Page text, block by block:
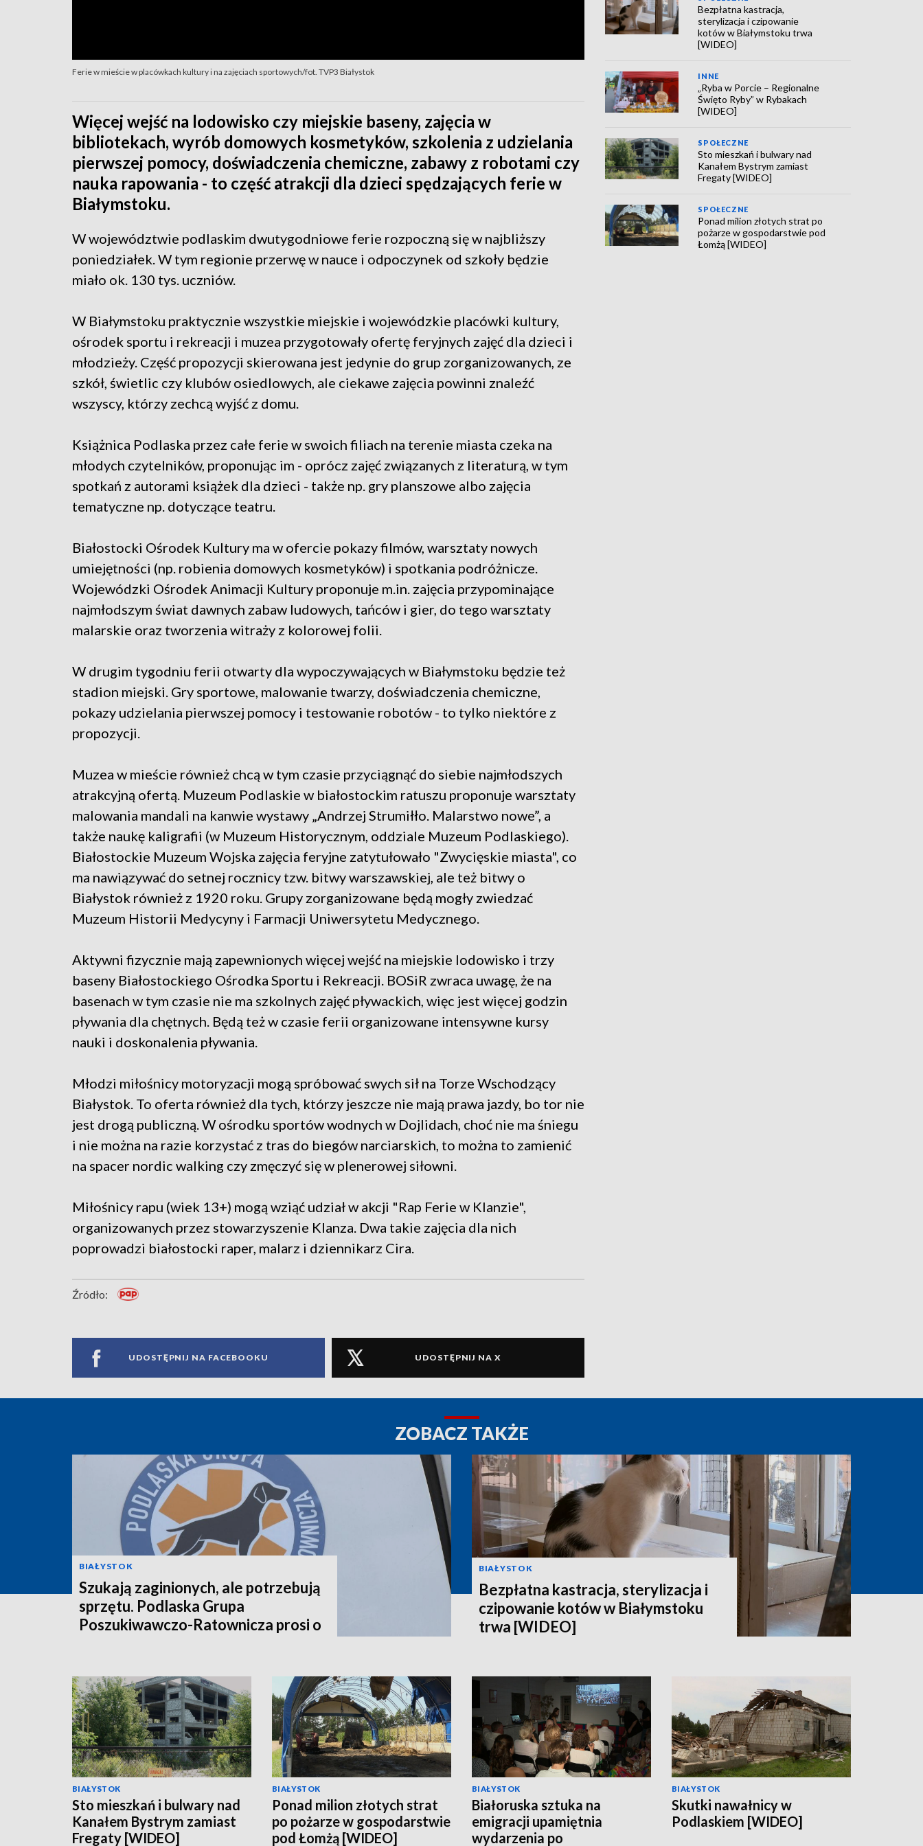
Ferie w mieście w placówkach kultury i na zajęciach sportowych/fot. TVP3 Białystok
Więcej wejść na lodowisko czy miejskie baseny, zajęcia w
bibliotekach, wyrób domowych kosmetyków, szkolenia z udzielania
pierwszej pomocy, doświadczenia chemiczne, zabawy z robotami czy
nauka rapowania - to część atrakcji dla dzieci spędzających ferie w
Białymstoku.
W województwie podlaskim dwutygodniowe ferie rozpoczną się w najbliższy
poniedziałek. W tym regionie przerwę w nauce i odpoczynek od szkoły będzie
miało ok. 130 tys. uczniów.
W Białymstoku praktycznie wszystkie miejskie i wojewódzkie placówki kultury,
ośrodek sportu i rekreacji i muzea przygotowały ofertę feryjnych zajęć dla dzieci i
młodzieży. Część propozycji skierowana jest jedynie do grup zorganizowanych, ze
szkół, świetlic czy klubów osiedlowych, ale ciekawe zajęcia powinni znaleźć
wszyscy, którzy zechcą wyjść z domu.
Książnica Podlaska przez całe ferie w swoich filiach na terenie miasta czeka na
młodych czytelników, proponując im - oprócz zajęć związanych z literaturą, w tym
spotkań z autorami książek dla dzieci - także np. gry planszowe albo zajęcia
tematyczne np. dotyczące teatru.
Białostocki Ośrodek Kultury ma w ofercie pokazy filmów, warsztaty nowych
umiejętności (np. robienia domowych kosmetyków) i spotkania podróżnicze.
Wojewódzki Ośrodek Animacji Kultury proponuje m.in. zajęcia przypominające
najmłodszym świat dawnych zabaw ludowych, tańców i gier, do tego warsztaty
malarskie oraz tworzenia witraży z kolorowej folii.
W drugim tygodniu ferii otwarty dla wypoczywających w Białymstoku będzie też
stadion miejski. Gry sportowe, malowanie twarzy, doświadczenia chemiczne,
pokazy udzielania pierwszej pomocy i testowanie robotów - to tylko niektóre z
propozycji.
Muzea w mieście również chcą w tym czasie przyciągnąć do siebie najmłodszych
atrakcyjną ofertą. Muzeum Podlaskie w białostockim ratuszu proponuje warsztaty
malowania mandali na kanwie wystawy „Andrzej Strumiłło. Malarstwo nowe”, a
także naukę kaligrafii (w Muzeum Historycznym, oddziale Muzeum Podlaskiego).
Białostockie Muzeum Wojska zajęcia feryjne zatytułowało "Zwycięskie miasta", co
ma nawiązywać do setnej rocznicy tzw. bitwy warszawskiej, ale też bitwy o
Białystok również z 1920 roku. Grupy zorganizowane będą mogły zwiedzać
Muzeum Historii Medycyny i Farmacji Uniwersytetu Medycznego.
Aktywni fizycznie mają zapewnionych więcej wejść na miejskie lodowisko i trzy
baseny Białostockiego Ośrodka Sportu i Rekreacji. BOSiR zwraca uwagę, że na
basenach w tym czasie nie ma szkolnych zajęć pływackich, więc jest więcej godzin
pływania dla chętnych. Będą też w czasie ferii organizowane intensywne kursy
nauki i doskonalenia pływania.
Młodzi miłośnicy motoryzacji mogą spróbować swych sił na Torze Wschodzący
Białystok. To oferta również dla tych, którzy jeszcze nie mają prawa jazdy, bo tor nie
jest drogą publiczną. W ośrodku sportów wodnych w Dojlidach, choć nie ma śniegu
i nie można na razie korzystać z tras do biegów narciarskich, to można to zamienić
na spacer nordic walking czy zmęczyć się w plenerowej siłowni.
Miłośnicy rapu (wiek 13+) mogą wziąć udział w akcji "Rap Ferie w Klanzie",
organizowanych przez stowarzyszenie Klanza. Dwa takie zajęcia dla nich
poprowadzi białostocki raper, malarz i dziennikarz Cira.
Źródło:
UDOSTĘPNIJ NA FACEBOOKU UDOSTĘPNIJ NA X
Bezpłatna kastracja,
sterylizacja i czipowanie
kotów w Białymstoku trwa
[WIDEO]
INNE
„Ryba w Porcie – Regionalne
Święto Ryby” w Rybakach
[WIDEO]
SPOŁECZNE
Sto mieszkań i bulwary nad
Kanałem Bystrym zamiast
Fregaty [WIDEO]
SPOŁECZNE
Ponad milion złotych strat po
pożarze w gospodarstwie pod
Łomżą [WIDEO]
ZOBACZ TAKŻE
BIAŁYSTOK
Szukają zaginionych, ale potrzebują
sprzętu. Podlaska Grupa
Poszukiwawczo-Ratownicza prosi o
BIAŁYSTOK
Bezpłatna kastracja, sterylizacja i
czipowanie kotów w Białymstoku
trwa [WIDEO]
BIAŁYSTOK
Sto mieszkań i bulwary nad
Kanałem Bystrym zamiast
Fregaty [WIDEO]
BIAŁYSTOK
Ponad milion złotych strat
po pożarze w gospodarstwie
pod Łomżą [WIDEO]
BIAŁYSTOK
Białoruska sztuka na
emigracji upamiętnia
wydarzenia po
BIAŁYSTOK
Skutki nawałnicy w
Podlaskiem [WIDEO]